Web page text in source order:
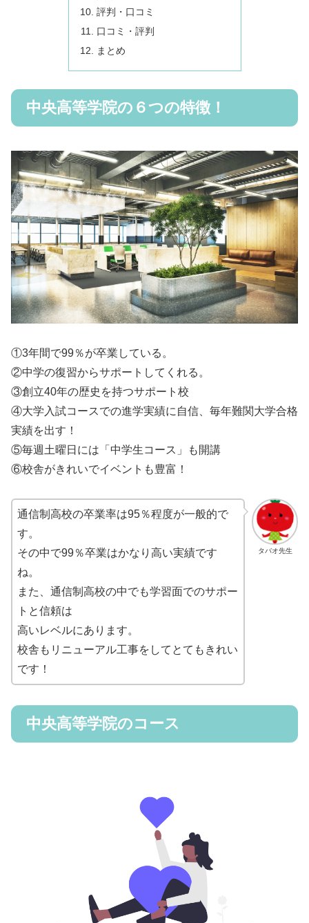
評判・口コミ
口コミ・評判
まとめ
中央高等学院の６つの特徴！
①3年間で99％が卒業している。
②中学の復習からサポートしてくれる。
③創立40年の歴史を持つサポート校
④大学入試コースでの進学実績に自信、毎年難関大学合格
実績を出す！
⑤毎週土曜日には「中学生コース」も開講
⑥校舎がきれいでイベントも豊富！
タバオ先生
通信制高校の卒業率は95％程度が一般的で
す。
その中で99％卒業はかなり高い実績です
ね。
また、通信制高校の中でも学習面でのサポー
トと信頼は
高いレベルにあります。
校舎もリニューアル工事をしてとてもきれい
です！
中央高等学院のコース